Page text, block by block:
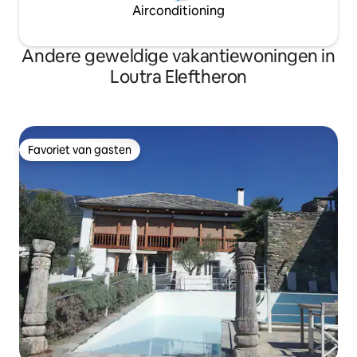
Airconditioning
Andere geweldige vakantiewoningen in
Loutra Eleftheron
Favoriet van gasten
Favoriet van gasten